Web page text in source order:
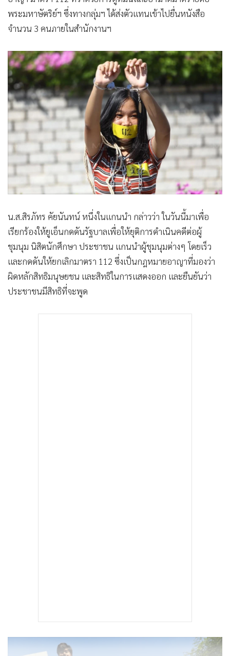
• SMEs
•
• กองทุนรวม
• Celeb Online
• Factcheck
• ญี่ปุ่น
• News1
• Gotomanager
พระมหาษัตริย์ฯ ซึ่งทางกลุ่มฯ ได้ส่งตัวแทนเข้าไปยื่นหนังสือ
จำนวน 3 คนภายในสำนักงานฯ
น.ส.สิรภัทร คัยนันทน์ หนึ่งในแกนนำ กล่าวว่า ในวันนี้มาเพื่อ
เรียกร้องให้ยูเอ็นกดดันรัฐบาลเพื่อให้ยุติการดำเนินคดีต่อผู้
ชุมนุม นิสิตนักศึกษา ประชาชน แกนนำผู้ชุมนุมต่างๆ โดยเร็ว
และกดดันให้ยกเลิกมาตรา 112 ซึ่งเป็นกฎหมายอาญาที่มองว่า
ผิดหลักสิทธิมนุษยชน และสิทธิในการแสดงออก และยืนยันว่า
ประชาชนมีสิทธิที่จะพูด